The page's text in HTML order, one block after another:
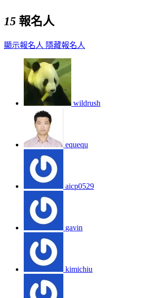
15 報名人
顯示報名人 隱藏報名人
wildrush
equequ
aicp0529
gavin
kimichiu